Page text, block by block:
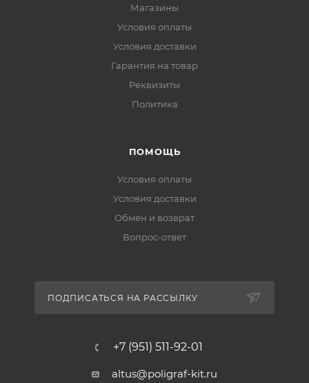
Магазины
Условия оплаты
Условия доставки
Гарантия на товар
Реквизиты
Политика
ПОМОЩЬ
Условия оплаты
Условия доставки
Обмен и возврат
Вопрос-ответ
ПОДПИСАТЬСЯ НА РАССЫЛКУ
+7 (951) 511-92-01
altus@poligraf-kit.ru